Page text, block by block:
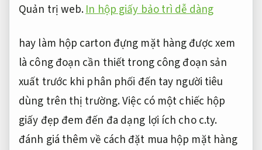
Quản trị web.In hộp giấy bảo trì dễ dàng
hay làm hộp carton đựng mặt hàng được xem
là công đoạn cần thiết trong công đoạn sản
xuất trước khi phân phối đến tay người tiêu
dùng trên thị trường. Việc có một chiếc hộp
giấy đẹp đem đến đa dạng lợi ích cho c.ty.
đánh giá thêm về cách đặt mua hộp mặt hàng